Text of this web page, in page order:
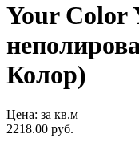
Your Color
Колор)
Цена: за кв.м
2218.00 руб.